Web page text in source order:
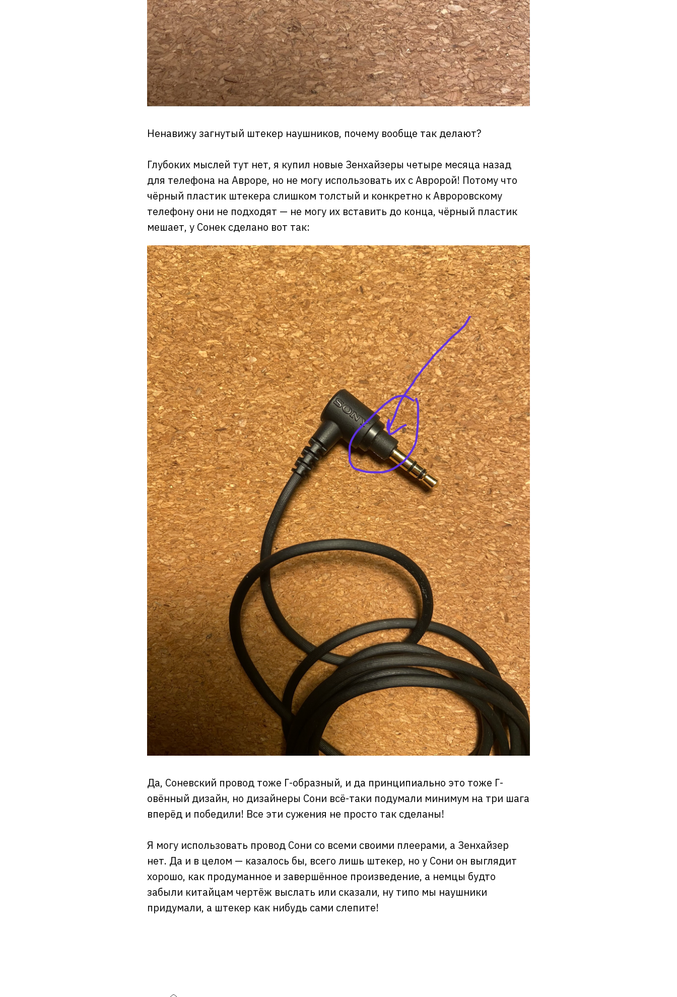
Ненавижу загнутый штекер наушников, почему вообще так делают?
Глубоких мыслей тут нет, я купил новые Зенхайзеры четыре месяца назад
для телефона на Авроре, но не могу использовать их с Авророй! Потому что
чёрный пластик штекера слишком толстый и конкретно к Авроровскому
телефону они не подходят — не могу их вставить до конца, чёрный пластик
мешает, у Сонек сделано вот так:
Да, Соневский провод тоже Г-образный, и да принципиально это тоже Г-
овённый дизайн, но дизайнеры Сони всё-таки подумали минимум на три шага
вперёд и победили! Все эти сужения не просто так сделаны!
Я могу использовать провод Сони со всеми своими плеерами, а Зенхайзер
нет. Да и в целом — казалось бы, всего лишь штекер, но у Сони он выглядит
хорошо, как продуманное и завершённое произведение, а немцы будто
забыли китайцам чертёж выслать или сказали, ну типо мы наушники
придумали, а штекер как нибудь сами слепите!